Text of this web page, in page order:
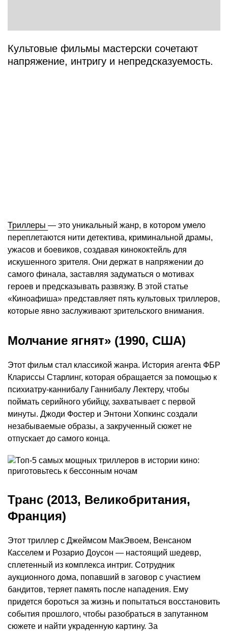
Культовые фильмы мастерски сочетают
напряжение, интригу и непредсказуемость.
Триллеры — это уникальный жанр, в котором умело
переплетаются нити детектива, криминальной драмы,
ужасов и боевиков, создавая кинококтейль для
искушенного зрителя. Они держат в напряжении до
самого финала, заставляя задуматься о мотивах
героев и предсказывать развязку. В этой статье
«Киноафиша» представляет пять культовых триллеров,
которые явно заслуживают зрительского внимания.
Молчание ягнят» (1990, США)
Этот фильм стал классикой жанра. История агента ФБР
Клариссы Старлинг, которая обращается за помощью к
психиатру-каннибалу Ганнибалу Лектеру, чтобы
поймать серийного убийцу, захватывает с первой
минуты. Джоди Фостер и Энтони Хопкинс создали
незабываемые образы, а закрученный сюжет не
отпускает до самого конца.
Транс (2013, Великобритания,
Франция)
Этот триллер с Джеймсом МакЭвоем, Венсаном
Касселем и Розарио Доусон — настоящий шедевр,
сплетенный из комплекса интриг. Сотрудник
аукционного дома, попавший в заговор с участием
бандитов, теряет память после нападения. Ему
придется бороться за жизнь и попытаться восстановить
события прошлого, чтобы разобраться в запутанном
сюжете и найти украденную картину. За